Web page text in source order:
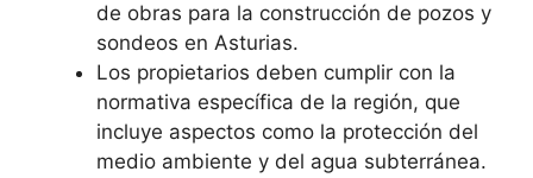
de obras para la construcción de pozos y
sondeos en Asturias.
Los propietarios deben cumplir con la
normativa específica de la región, que
incluye aspectos como la protección del
medio ambiente y del agua subterránea.